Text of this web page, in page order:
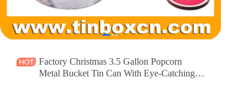
Factory Christmas 3.5 Gallon Popcorn
Metal Bucket Tin Can With Eye-Catching
Nachrichten